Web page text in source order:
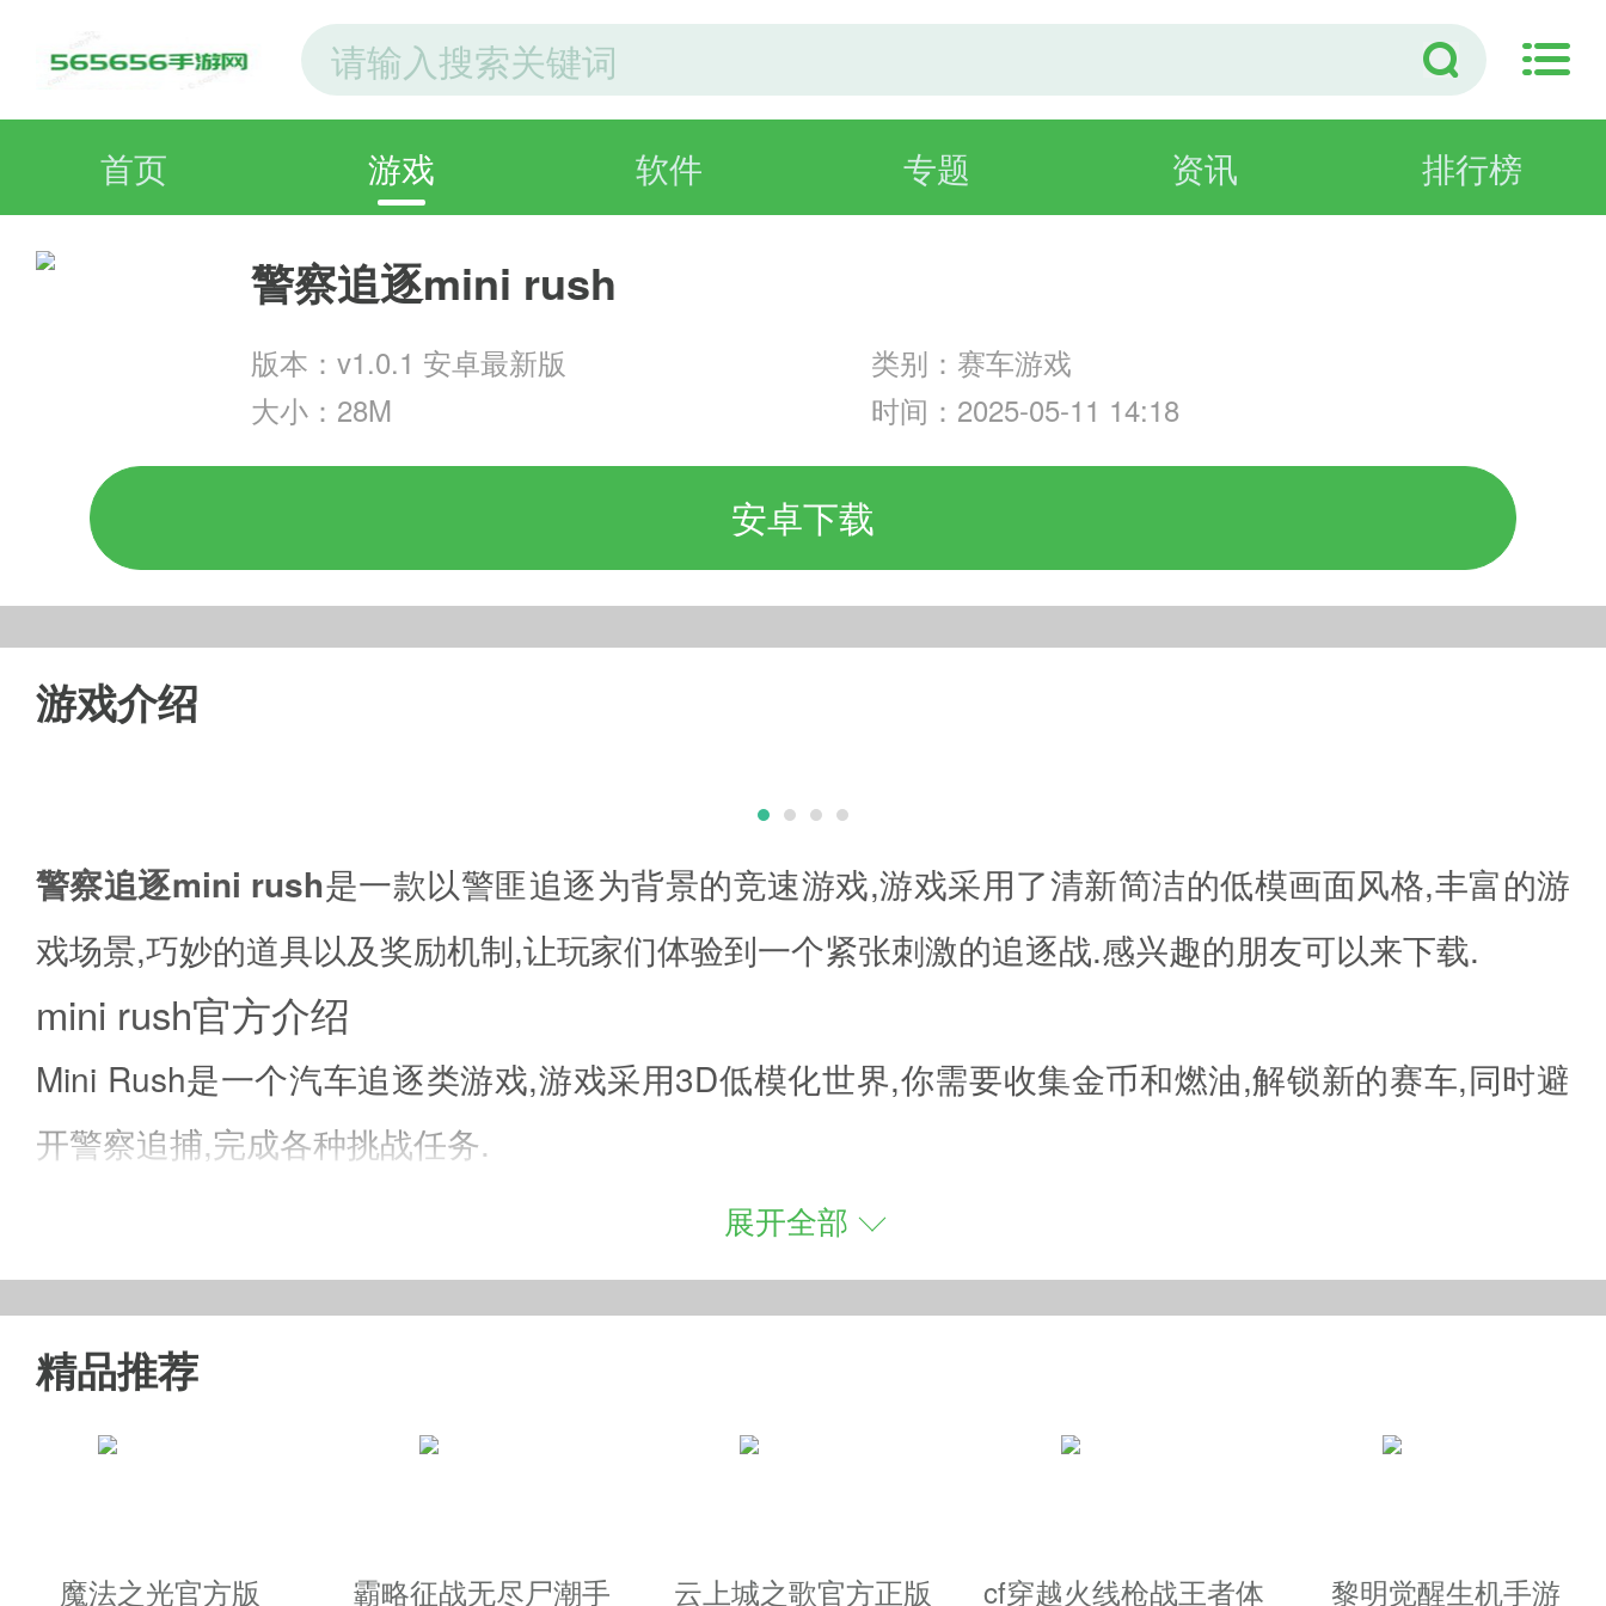
首页 游戏 软件 专题 资讯 排行榜
警察追逐mini rush
版本：v1.0.1 安卓最新版
类别：赛车游戏
大小：28M
时间：2025-05-11 14:18
安卓下载
游戏介绍
警察追逐mini rush是一款以警匪追逐为背景的竞速游戏,游戏采用了清新简洁的低模画面风格,丰富的游
戏场景,巧妙的道具以及奖励机制,让玩家们体验到一个紧张刺激的追逐战.感兴趣的朋友可以来下载.
mini rush官方介绍
Mini Rush是一个汽车追逐类游戏,游戏采用3D低模化世界,你需要收集金币和燃油,解锁新的赛车,同时避
开警察追捕,完成各种挑战任务.
mini rush游戏特色
1.激情的背景音乐,点燃你的速度之魂;
2.随时随地,畅享速度,没有WIFI和地点的限制;
展开全部
精品推荐
魔法之光官方版
霸略征战无尽尸潮手
云上城之歌官方正版
cf穿越火线枪战王者体
黎明觉醒生机手游